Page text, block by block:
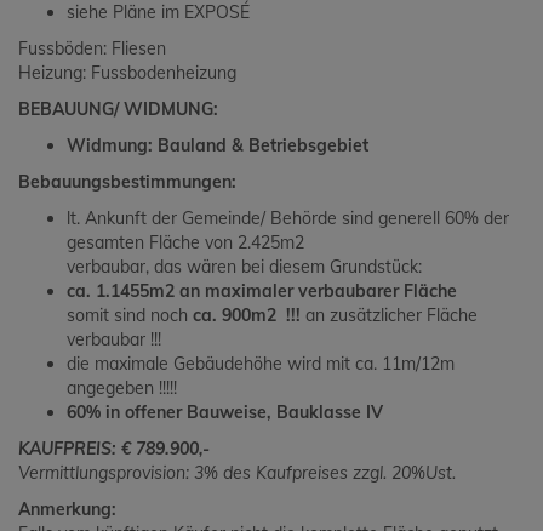
siehe Pläne im EXPOSÉ
Fussböden: Fliesen
Heizung: Fussbodenheizung
BEBAUUNG/ WIDMUNG:
Widmung: Bauland & Betriebsgebiet
Bebauungsbestimmungen:
lt. Ankunft der Gemeinde/ Behörde sind generell 60% der
gesamten Fläche von 2.425m2
verbaubar, das wären bei diesem Grundstück:
ca. 1.1455m2 an maximaler verbaubarer Fläche
somit sind noch ca. 900m2 !!! an zusätzlicher Fläche
verbaubar !!!
die maximale Gebäudehöhe wird mit ca. 11m/12m
angegeben !!!!!
60% in offener Bauweise, Bauklasse IV
KAUFPREIS: € 789.900,-
Vermittlungsprovision: 3% des Kaufpreises zzgl. 20%Ust.
Anmerkung: